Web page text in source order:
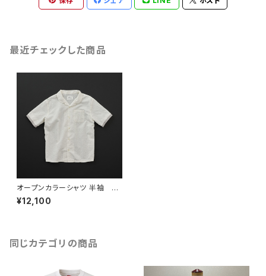
最近チェックした商品
オープンカラーシャツ 半袖 白
×灰
¥12,100
同じカテゴリの商品